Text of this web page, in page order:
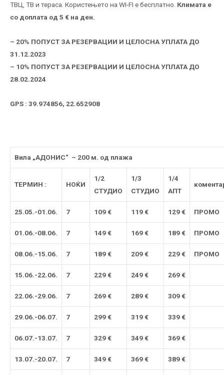
ТВЦ, ТВ и тераса. Користењето на WI-FI е бесплатно. Климата е
со доплата од 5 € на ден.
– 20% ПОПУСТ ЗА РЕЗЕРВАЦИИ И ЦЕЛОСНА УПЛАТА ДО
31.12.2023
– 10% ПОПУСТ ЗА РЕЗЕРВАЦИИ И ЦЕЛОСНА УПЛАТА ДО
28.02.2024
GPS : 39.974856, 22.652908
Вила „АДОНИС“ – 200 м. од плажа
ТЕРМИН : НОЌИ
1/2
СТУДИО
1/3
СТУДИО
1/4
АПТ
25.05.-01.06. 7 109 € 119 € 129 € ПРОМО
01.06.-08.06. 7 149 € 169 € 189 € ПРОМО
08.06.-15.06. 7 189 € 209 € 229 € ПРОМО
15.06.-22.06. 7 229 € 249 € 269 €
22.06.-29.06. 7 269 € 289 € 309 €
29.06.-06.07. 7 299 € 319 € 339 €
06.07.-13.07. 7 329 € 349 € 369 €
13.07.-20.07. 7 349 € 369 € 389 €